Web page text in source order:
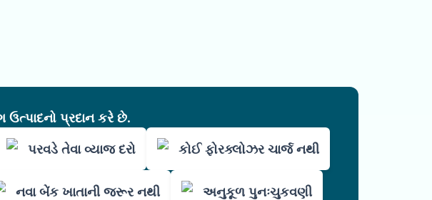
ઉત્પાદનો પ્રદાન કરે છે.
પરવડે તેવા વ્યાજ દરો કોઈ ફોરક્લોઝર ચાર્જ નથી
નવા બેંક ખાતાની જરૂર નથી અનુકૂળ પુનઃચુકવણી